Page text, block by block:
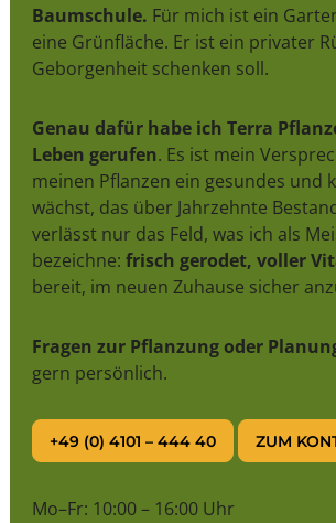
Baumschule. Für mich ist ein
eine Grünfläche. Er ist ein privater
Geborgenheit schenken soll.
Genau dafür habe ich Terra
Leben gerufen. Es ist mein
meinen Pflanzen ein gesundes und
wächst, das über Jahrzehnte
verlässt nur das Feld, was ich als
bezeichne: frisch gerodet, voller
bereit, im neuen Zuhause sicher
Fragen zur Pflanzung oder
gern persönlich.
+49 (0) 4101 – 444 40 ZUM
Mo–Fr: 10:00 – 16:00 Uhr